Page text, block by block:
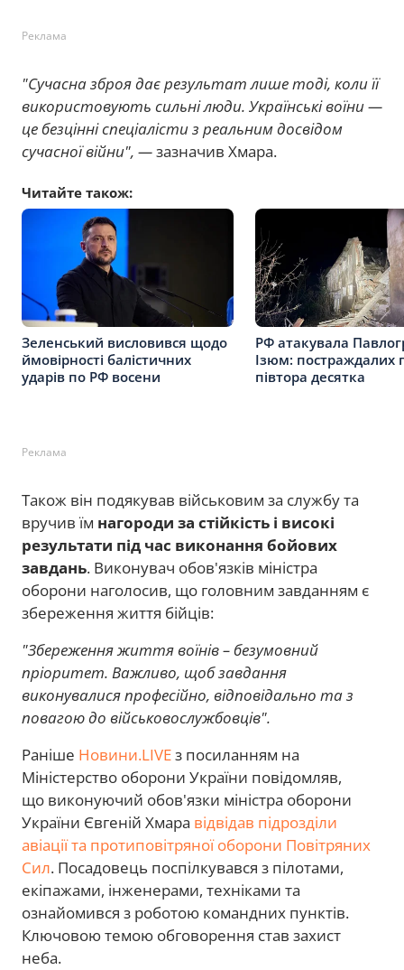
Реклама
"Сучасна зброя дає результат лише тоді, коли її
використовують сильні люди. Українські воїни —
це безцінні спеціалісти з реальним досвідом
сучасної війни", —зазначив Хмара.
Читайте також:
Зеленський висловився щодо
ймовірності балістичних
ударів по РФ восени
РФ атакувала
Ізюм: постраждалих
півтора десятка
Реклама
Також він подякував військовим за службу та
вручив їм нагороди за стійкість і високі
результати під час виконання бойових
завдань. Виконувач обов'язків міністра
оборони наголосив, що головним завданням є
збереження життя бійців:
"Збереження життя воїнів – безумовний
пріоритет. Важливо, щоб завдання
виконувалися професійно, відповідально та з
повагою до військовослужбовців".
Раніше Новини.LIVEз посиланням на
Міністерство оборони України повідомляв,
що виконуючий обов'язки міністра оборони
України Євгеній Хмара відвідав підрозділи
авіації та протиповітряної оборони Повітряних
Сил. Посадовець поспілкувався з пілотами,
екіпажами, інженерами, техніками та
ознайомився з роботою командних пунктів.
Ключовою темою обговорення став захист
неба.